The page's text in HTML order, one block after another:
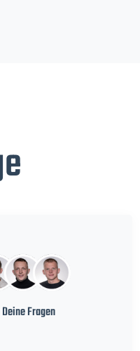
Fragen